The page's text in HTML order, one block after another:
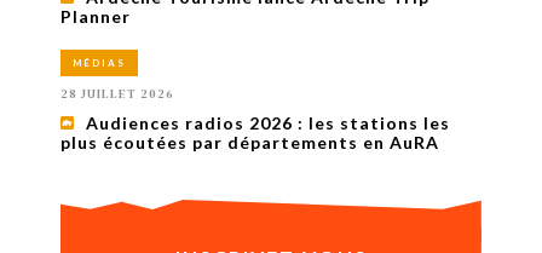
Planner
MÉDIAS
28 JUILLET 2026
Audiences radios 2026 : les stations les
plus écoutées par départements en AuRA